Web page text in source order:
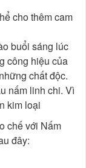
cho thêm cam
buổi sáng lúc
công hiệu của
chất độc.
nấm linh chi. Vì
kim loại
chế với Nấm
đây: